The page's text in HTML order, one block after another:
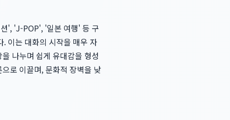
', 'J-POP', '일본 여행' 등 구
이는 대화의 시작을 매우 자
나누며 쉽게 유대감을 형성
로 이끌며, 문화적 장벽을 낮